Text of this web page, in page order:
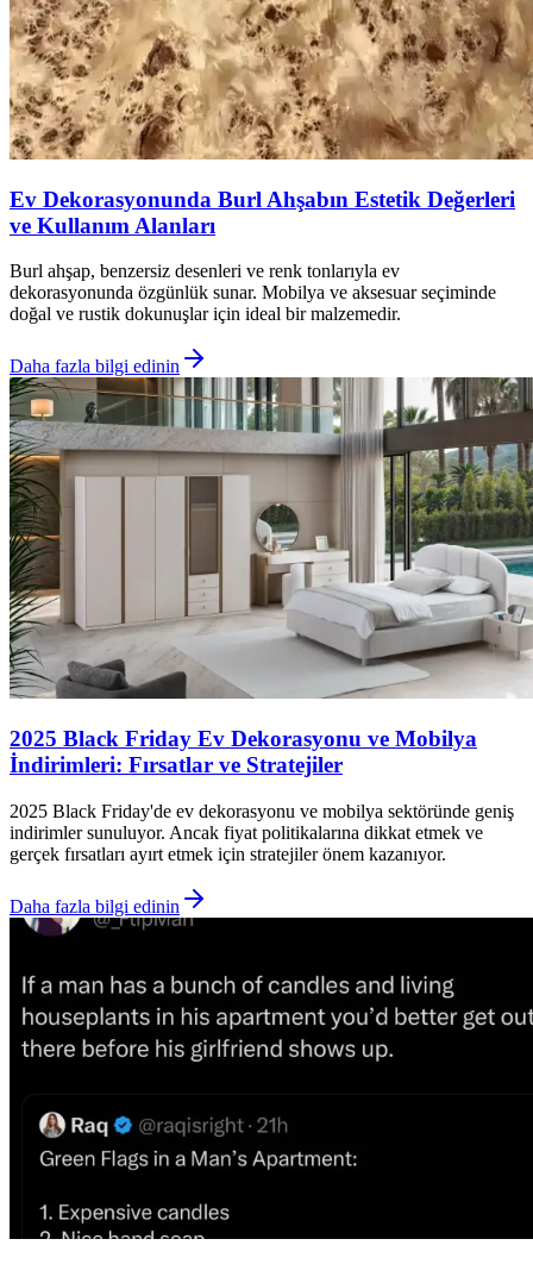
Ev Dekorasyonunda Burl Ahşabın Estetik Değerleri
ve Kullanım Alanları
Burl ahşap, benzersiz desenleri ve renk tonlarıyla ev
dekorasyonunda özgünlük sunar. Mobilya ve aksesuar seçiminde
doğal ve rustik dokunuşlar için ideal bir malzemedir.
Daha fazla bilgi edinin
2025 Black Friday Ev Dekorasyonu ve Mobilya
İndirimleri: Fırsatlar ve Stratejiler
2025 Black Friday'de ev dekorasyonu ve mobilya sektöründe geniş
indirimler sunuluyor. Ancak fiyat politikalarına dikkat etmek ve
gerçek fırsatları ayırt etmek için stratejiler önem kazanıyor.
Daha fazla bilgi edinin